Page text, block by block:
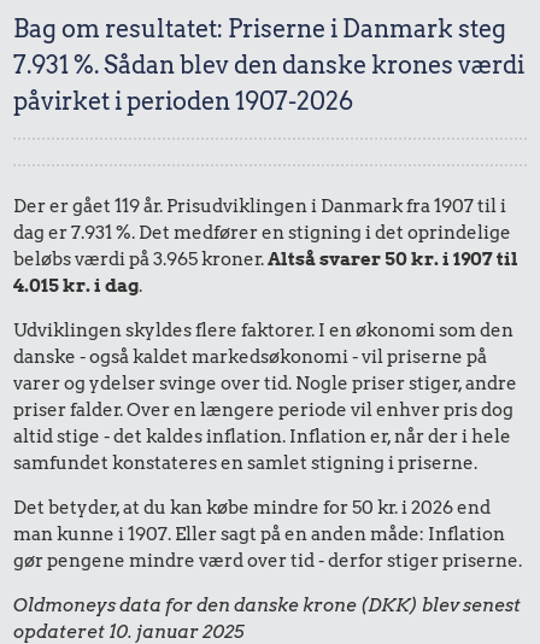
Bag om resultatet: Priserne i Danmark steg
7.931 %. Sådan blev den danske krones værdi
påvirket i perioden 1907-2026
Der er gået 119 år. Prisudviklingen i Danmark fra 1907 til i
dag er 7.931 %. Det medfører en stigning i det oprindelige
beløbs værdi på 3.965 kroner.Altså svarer 50 kr. i 1907 til
4.015 kr. i dag.
Udviklingen skyldes flere faktorer. I en økonomi som den
danske - også kaldet markedsøkonomi - vil priserne på
varer og ydelser svinge over tid. Nogle priser stiger, andre
priser falder. Over en længere periode vil enhver pris dog
altid stige - det kaldes inflation. Inflation er, når der i hele
samfundet konstateres en samlet stigning i priserne.
Det betyder, at du kan købe mindre for 50 kr. i 2026 end
man kunne i 1907. Eller sagt på en anden måde: Inflation
gør pengene mindre værd over tid - derfor stiger priserne.
Oldmoneys data for den danske krone (DKK) blev senest
opdateret 10. januar 2025